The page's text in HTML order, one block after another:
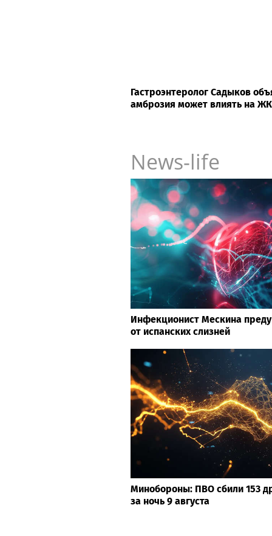
Гастроэнтеролог Садыков
амброзия может влиять на
News-life
Инфекционист Мескина
от испанских слизней
Минобороны: ПВО сбили 153
за ночь 9 августа